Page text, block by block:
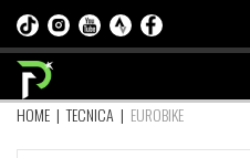
HOME |TECNICA | EUROBIKE